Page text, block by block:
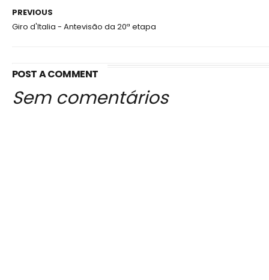
PREVIOUS
Giro d'Italia - Antevisão da 20ª etapa
POST A COMMENT
Sem comentários